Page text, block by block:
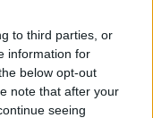
to third parties, or
information for
below opt-out
note that after your
seeing